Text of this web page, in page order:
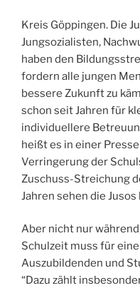
Kreis Göppingen. Die
Jungsozialisten,
haben den
fordern alle jungen
bessere Zukunft zu
schon seit Jahren für
individuellere
heißt es in einer
Verringerung der
Zuschuss-Streichung
Jahren sehen die
Aber nicht nur
Schulzeit muss für
Auszubildenden und
“Dazu zählt